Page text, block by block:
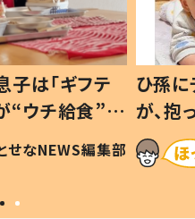
子は「ギフテ
“ウチ給食”を
は #令和の親
せなNEWS編集部
ひ孫
が、
「涙が
い」